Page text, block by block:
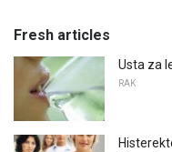
Fresh articles
Usta za
RAK